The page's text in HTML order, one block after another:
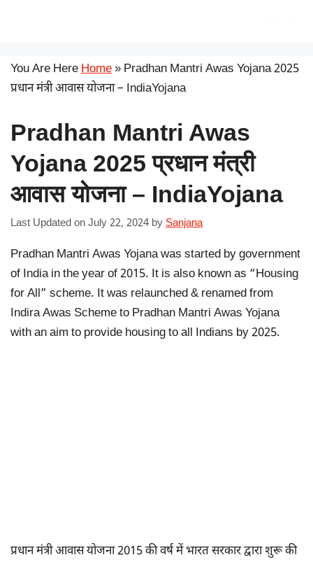
You Are HereHome» Pradhan Mantri Awas Yojana 2025
प्रधान मंत्री आवास योजना – IndiaYojana
Pradhan Mantri Awas
Yojana 2025 प्रधान मंत्री
आवास योजना – IndiaYojana
Last Updated on July 22, 2024 by Sanjana
Pradhan Mantri Awas Yojana was started by government
of India in the year of 2015. It is also known as “Housing
for All” scheme. It was relaunched & renamed from
Indira Awas Scheme to Pradhan Mantri Awas Yojana
with an aim to provide housing to all Indians by 2025.
प्रधान मंत्री आवास योजना 2015 की वर्ष में भारत सरकार द्वारा शुरू की